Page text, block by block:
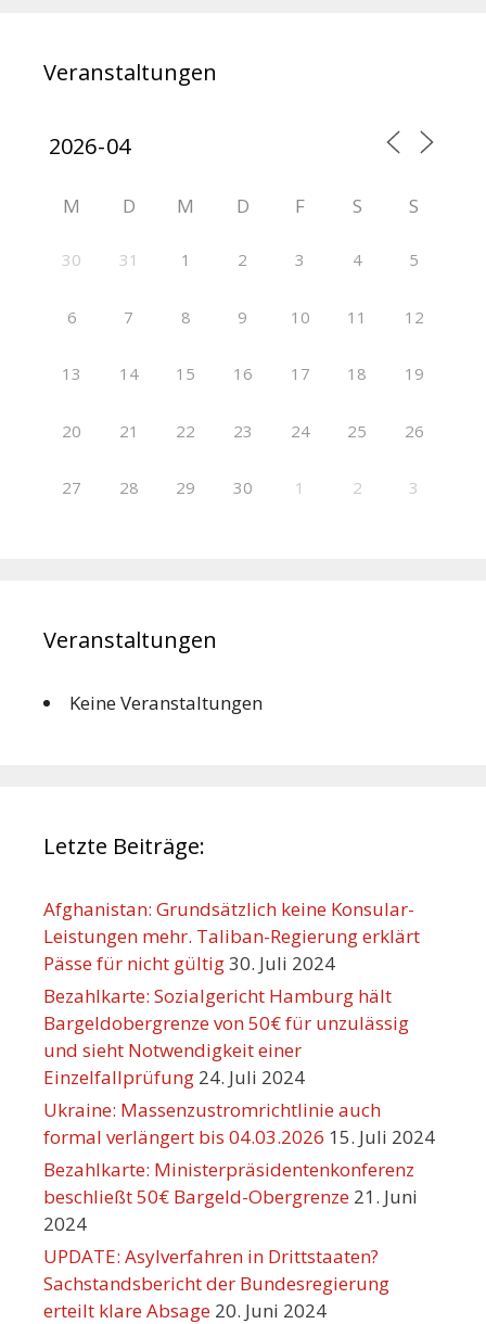
Veranstaltungen
M D M D F S S
30 31 1 2 3 4 5
6 7 8 9 10 11 12
13 14 15 16 17 18 19
20 21 22 23 24 25 26
27 28 29 30 1 2 3
Veranstaltungen
Keine Veranstaltungen
Letzte Beiträge:
Afghanistan: Grundsätzlich keine Konsular-
Leistungen mehr. Taliban-Regierung erklärt
Pässe für nicht gültig30. Juli 2024
Bezahlkarte: Sozialgericht Hamburg hält
Bargeldobergrenze von 50€ für unzulässig
und sieht Notwendigkeit einer
Einzelfallprüfung 24. Juli 2024
Ukraine: Massenzustromrichtlinie auch
formal verlängert bis 04.03.2026 15. Juli 2024
Bezahlkarte: Ministerpräsidentenkonferenz
beschließt 50€ Bargeld-Obergrenze 21. Juni
2024
UPDATE: Asylverfahren in Drittstaaten?
Sachstandsbericht der Bundesregierung
erteilt klare Absage 20. Juni 2024